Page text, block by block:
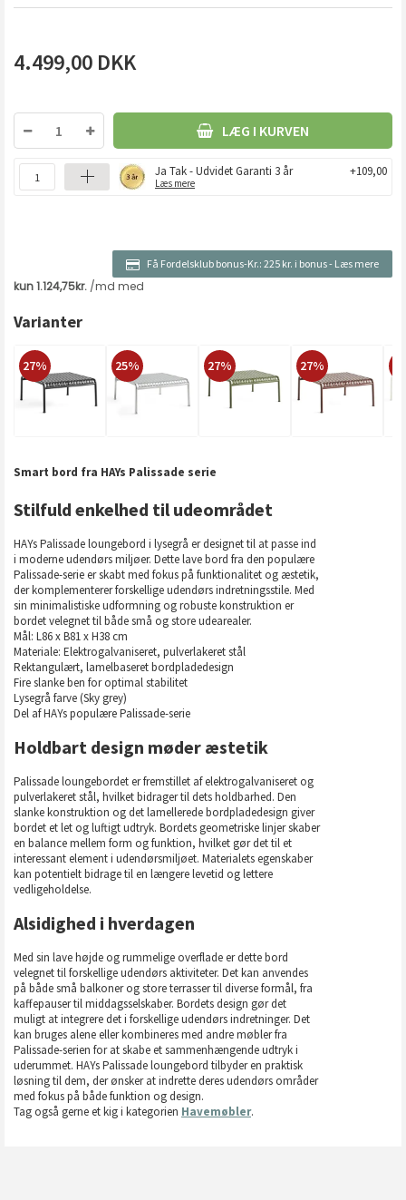
4.499,00 DKK
LÆG I KURVEN
Ja Tak - Udvidet Garanti 3 år
Læs mere
+109,00
Få Fordelsklub bonus-Kr.: 225 kr. i bonus- Læs mere
Varianter
27% 25% 27% 27%
Smart bord fra HAYs Palissade serie
Stilfuld enkelhed til udeområdet
HAYs Palissade loungebord i lysegrå er designet til at passe ind
i moderne udendørs miljøer. Dette lave bord fra den populære
Palissade-serie er skabt med fokus på funktionalitet og æstetik,
der komplementerer forskellige udendørs indretningsstile. Med
sin minimalistiske udformning og robuste konstruktion er
bordet velegnet til både små og store udearealer.
Mål: L86 x B81 x H38 cm
Materiale: Elektrogalvaniseret, pulverlakeret stål
Rektangulært, lamelbaseret bordpladedesign
Fire slanke ben for optimal stabilitet
Lysegrå farve (Sky grey)
Del af HAYs populære Palissade-serie
Holdbart design møder æstetik
Palissade loungebordet er fremstillet af elektrogalvaniseret og
pulverlakeret stål, hvilket bidrager til dets holdbarhed. Den
slanke konstruktion og det lamellerede bordpladedesign giver
bordet et let og luftigt udtryk. Bordets geometriske linjer skaber
en balance mellem form og funktion, hvilket gør det til et
interessant element i udendørsmiljøet. Materialets egenskaber
kan potentielt bidrage til en længere levetid og lettere
vedligeholdelse.
Alsidighed i hverdagen
Med sin lave højde og rummelige overflade er dette bord
velegnet til forskellige udendørs aktiviteter. Det kan anvendes
på både små balkoner og store terrasser til diverse formål, fra
kaffepauser til middagsselskaber. Bordets design gør det
muligt at integrere det i forskellige udendørs indretninger. Det
kan bruges alene eller kombineres med andre møbler fra
Palissade-serien for at skabe et sammenhængende udtryk i
uderummet. HAYs Palissade loungebord tilbyder en praktisk
løsning til dem, der ønsker at indrette deres udendørs områder
med fokus på både funktion og design.
Tag også gerne et kig i kategorien Havemøbler.